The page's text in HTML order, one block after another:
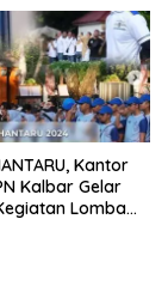
Kantor
Kalbar Gelar
Lomba